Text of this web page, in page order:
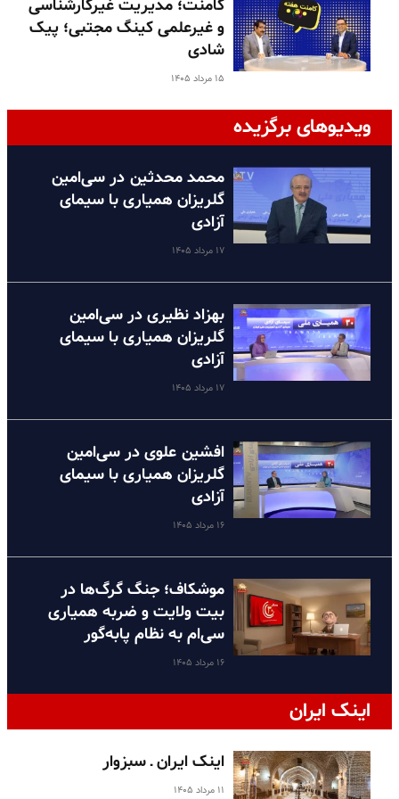
کامنت؛ مدیریت غیرکارشناسی
و غیرعلمی کینگ مجتبی؛ پیک
شادی
۱۵ مرداد ۱۴۰۵
ویدیوهای برگزیده
محمد محدثین در سی‌امین
گلریزان همیاری با سیمای
آزادی
۱۷ مرداد ۱۴۰۵
بهزاد نظیری در سی‌امین
گلریزان همیاری با سیمای
آزادی
۱۷ مرداد ۱۴۰۵
افشین علوی در سی‌امین
گلریزان همیاری با سیمای
آزادی
۱۶ مرداد ۱۴۰۵
موشکاف؛ جنگ گرگ‌ها در
بیت ولایت و ضربه همیاری
سی‌ام به نظام پا‌به‌گور
۱۶ مرداد ۱۴۰۵
اینک ایران
اینک ایران ـ سبزوار
۱۱ مرداد ۱۴۰۵